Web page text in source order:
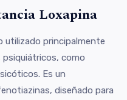
Loxapina
utilizado principalmente
como
Es un
diseñado para